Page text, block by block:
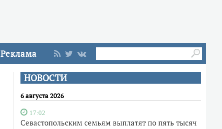
Реклама
НОВОСТИ
6 августа 2026
17:02
Севастопольским семьям выплатят по пять тысяч